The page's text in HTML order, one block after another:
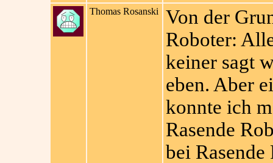
Thomas Rosanski
Von der
Roboter:
keiner sagt
eben. Aber
konnte ich
Rasende
bei